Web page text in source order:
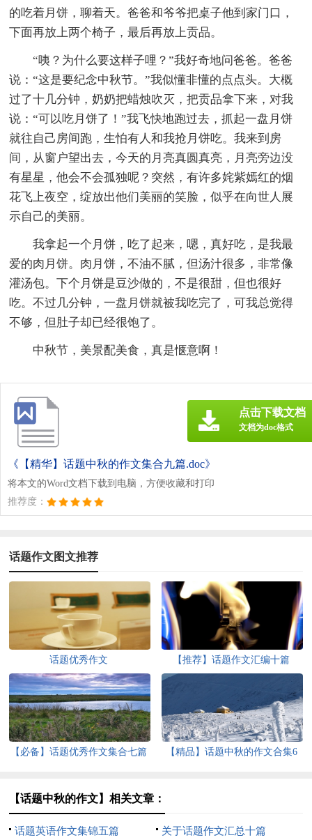
的吃着月饼，聊着天。爸爸和爷爷把桌子他到家门口，
下面再放上两个椅子，最后再放上贡品。
“咦？为什么要这样子哩？”我好奇地问爸爸。爸爸
说：“这是要纪念中秋节。”我似懂非懂的点点头。大概
过了十几分钟，奶奶把蜡烛吹灭，把贡品拿下来，对我
说：“可以吃月饼了！”我飞快地跑过去，抓起一盘月饼
就往自己房间跑，生怕有人和我抢月饼吃。我来到房
间，从窗户望出去，今天的月亮真圆真亮，月亮旁边没
有星星，他会不会孤独呢？突然，有许多姹紫嫣红的烟
花飞上夜空，绽放出他们美丽的笑脸，似乎在向世人展
示自己的美丽。
我拿起一个月饼，吃了起来，嗯，真好吃，是我最
爱的肉月饼。肉月饼，不油不腻，但汤汁很多，非常像
灌汤包。下个月饼是豆沙做的，不是很甜，但也很好
吃。不过几分钟，一盘月饼就被我吃完了，可我总觉得
不够，但肚子却已经很饱了。
中秋节，美景配美食，真是惬意啊！
《【精华】话题中秋的作文集合九篇.doc》
将本文的Word文档下载到电脑，方便收藏和打印
推荐度：
点击下载文档
文档为doc格式
话题作文图文推荐
话题优秀作文 【推荐】话题作文汇编十篇
【必备】话题优秀作文集合七篇
【精品】话题中秋的作文合集6
【话题中秋的作文】相关文章：
话题英语作文集锦五篇 关于话题作文汇总十篇